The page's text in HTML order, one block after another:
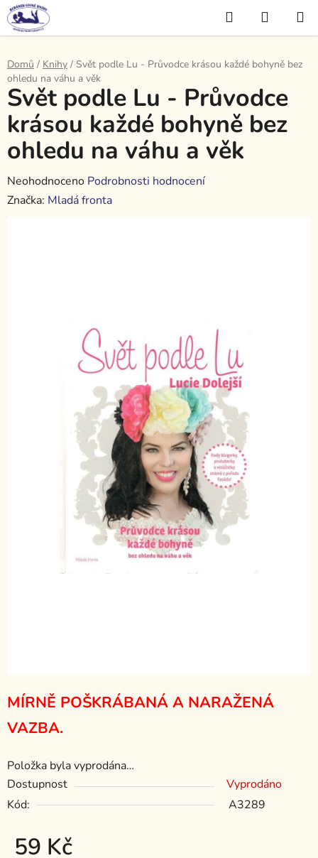
Přejít
na
obsah
Hledat
KOŠÍK
Domů / Knihy / Svět podle Lu - Průvodce krásou každé bohyně bez
ohledu na váhu a věk
MÍRNĚ POŠKRÁBANÁ A NARAŽENÁ
VAZBA.
Položka byla vyprodána…
Dostupnost
Vyprodáno
Kód:
A3289
59 Kč
Svět podle Lu - Průvodce
krásou každé bohyně bez
ohledu na váhu a věk
Průměrné
hodnocení
Neohodnoceno Podrobnosti hodnocení
Značka: Mladá fronta